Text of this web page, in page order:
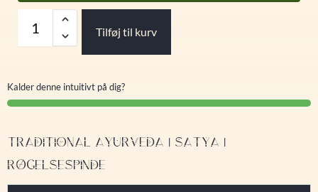
Tilføj til kurv
Kalder denne intuitivt på dig?
TRADITIONAL AYURVEDA | SATYA |
RØGELSESPINDE